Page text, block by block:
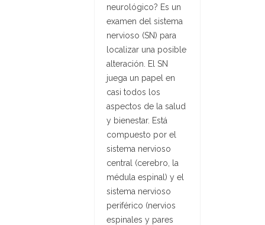
neurológico? Es un
examen del sistema
nervioso (SN) para
localizar una posible
alteración. El SN
juega un papel en
casi todos los
aspectos de la salud
y bienestar. Está
compuesto por el
sistema nervioso
central (cerebro, la
médula espinal) y el
sistema nervioso
periférico (nervios
espinales y pares